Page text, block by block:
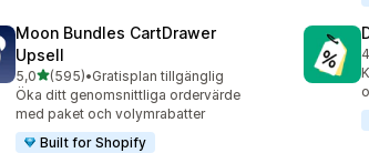
Moon Bundles CartDrawer
Upsell
5,0av 5 stjärnor
(595)
595 recensioner totalt
•Gratisplan tillgänglig
Öka ditt genomsnittliga ordervärde
med paket och volymrabatter
Built for Shopify